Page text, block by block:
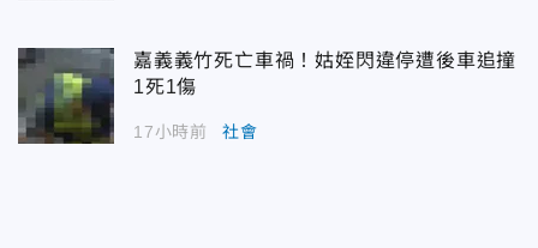
嘉義義竹死亡車禍！姑姪閃違停遭後車追撞
1死1傷
17小時前 社會